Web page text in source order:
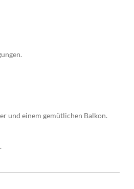
und einem gemütlichen Balkon.